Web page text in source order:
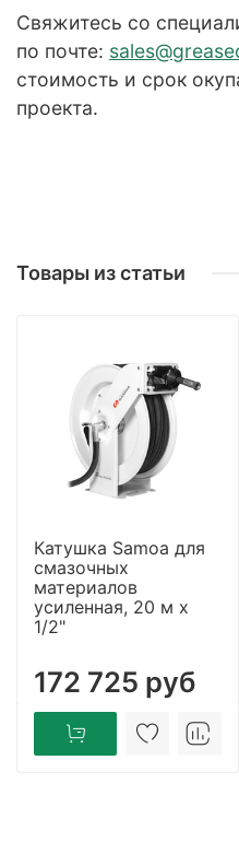
Свяжитесь со
по почте:
стоимость и срок
проекта.
Товары из статьи
Катушка Samoa для
смазочных
материалов
усиленная, 20 м x
1/2"
172 725 руб